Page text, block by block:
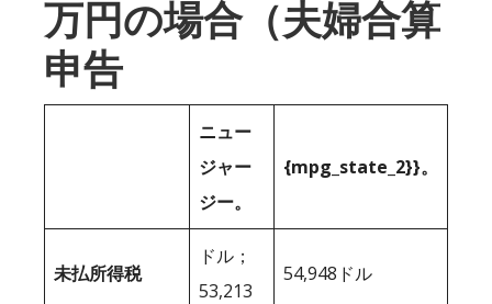
万円の場合（夫婦合算
申告
ニュー
ジャー
ジー。
{mpg_state_2}}。
未払所得税
ドル；
53,213
54,948ドル